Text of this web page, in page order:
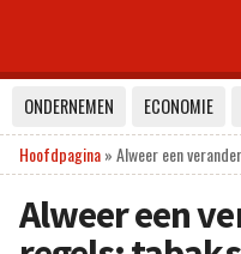
ONDERNEMEN ECONOMIE
Hoofdpagina»Alweer een
Alweer een